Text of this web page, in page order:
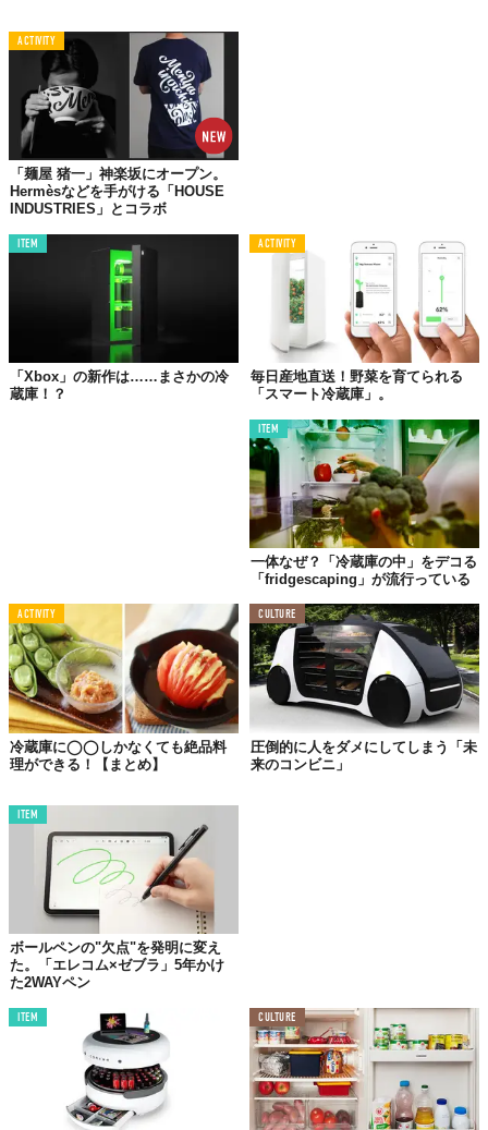
Top image: ©
iStock.com/s-cphoto
TABI LABO
この世界は、もっと広いはずだ。
ACTIVITY
「麺屋 猪一」神楽坂にオープン。
Hermèsなどを手がける「HOUSE
INDUSTRIES」とコラボ
ITEM
「Xbox」の新作は……まさかの冷
蔵庫！？
ACTIVITY
毎日産地直送！野菜を育てられる
「スマート冷蔵庫」。
ITEM
一体なぜ？「冷蔵庫の中」をデコる
「fridgescaping」が流行っている
ACTIVITY
冷蔵庫に◯◯しかなくても絶品料
理ができる！【まとめ】
CULTURE
圧倒的に人をダメにしてしまう「未
来のコンビニ」
ITEM
ボールペンの"欠点"を発明に変え
た。「エレコム×ゼブラ」5年かけ
た2WAYペン
ITEM CULTURE